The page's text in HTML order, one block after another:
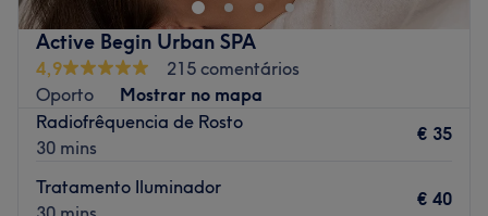
Active Begin Urban SPA
4,9
215 comentários
Oporto
Mostrar no mapa
Radiofrêquencia de Rosto
30 mins
€ 35
Tratamento Iluminador
€ 40